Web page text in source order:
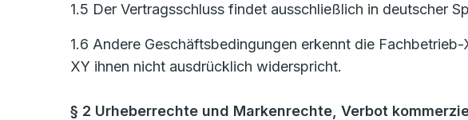
1.5 Der Vertragsschluss findet ausschließlich in deutscher
1.6 Andere Geschäftsbedingungen erkennt die
XY ihnen nicht ausdrücklich widerspricht.
§ 2 Urheberrechte und Markenrechte, Verbot